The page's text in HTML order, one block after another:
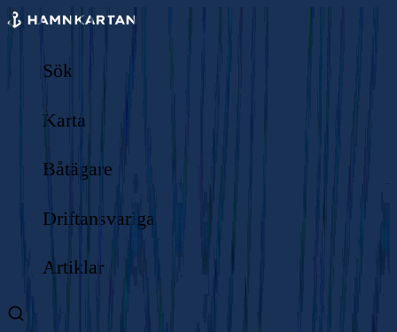
Sök
Karta
Båtägare
Driftansvariga
Artiklar